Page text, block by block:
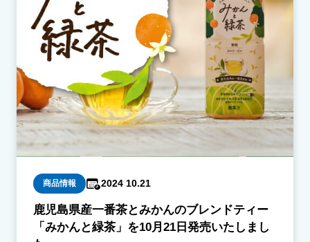
商品情報 2024 10.21
鹿児島県産一番茶とみかんのブレンドティー
「みかんと緑茶」を10月21日発売いたしまし